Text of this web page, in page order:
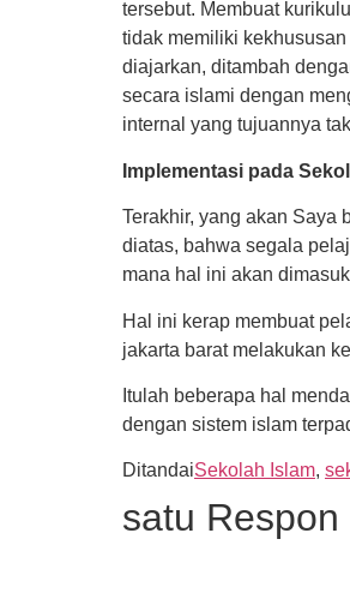
tersebut. Membuat
tidak memiliki
diajarkan, ditambah
secara islami dengan
internal yang tujuannya
Implementasi pada
Terakhir, yang akan Saya
diatas, bahwa segala
mana hal ini akan
Hal ini kerap membuat
jakarta barat melakukan
Itulah beberapa hal
dengan sistem islam
DitandaiSekolah Islam,
satu Respon